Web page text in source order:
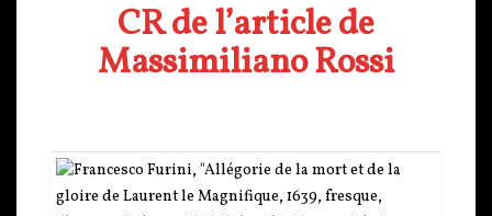
CR de l’article de
Massimiliano Rossi